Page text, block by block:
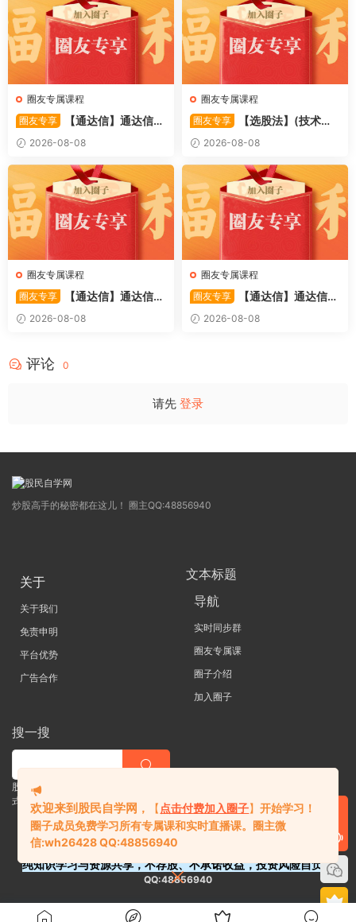
圈友专属课程
圈友专享
【通达信】通达信
〖萧啸双通道〗主图指标 研判
股价运行通道、捕捉短线买卖
时机 源码
2026-08-08
圈友专属课程
圈友专享
【选股法】(技术篇)
强势个股选股法操作理念、策
略与工具（上下）视频课程 共
2个视频
2026-08-08
圈友专属课程
圈友专享
【通达信】通达信
〖极致主力〗主副图/选股 放
量不算突破，站上压力才算！
2026-08-08
圈友专属课程
圈友专享
【通达信】通达信
〖超强MACD〗副图指标 斐波
那契+三重共振，捕捉买卖
2026-08-08
评论 0
请先 登录
炒股高手的秘密都在这儿！ 圈主QQ:48856940
关于
关于我们
免责申明
平台优势
广告合作
文本标题
导航
实时同步群
圈友专属课
圈子介绍
加入圈子
搜一搜
股票 |直播| 外汇| 期货 |金融理财一站
式学习平台
纯知识学习与资源共享，不荐股、不承诺收益，投资风险自负。
QQ:48856940
欢迎来到股民自学网 ， 【 点击付费加入圈子】开始学习！
圈子成员免费学习所有专属课和实时直播课。 圈主微
信:wh26428 QQ:48856940